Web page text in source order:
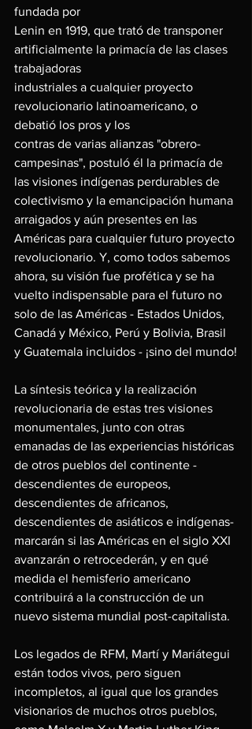
fundada por
Lenin en 1919, que trató de transponer
artificialmente la primacía de las clases
trabajadoras
industriales a cualquier proyecto
revolucionario latinoamericano, o
debatió los pros y los
contras de varias alianzas "obrero-
campesinas", postuló él la primacía de
las visiones indígenas perdurables de
colectivismo y la emancipación humana
arraigados y aún presentes en las
Américas para cualquier futuro proyecto
revolucionario. Y, como todos sabemos
ahora, su visión fue profética y se ha
vuelto indispensable para el futuro no
solo de las Américas - Estados Unidos,
Canadá y México, Perú y Bolivia, Brasil
y Guatemala incluidos - ¡sino del mundo!
La síntesis teórica y la realización
revolucionaria de estas tres visiones
monumentales, junto con otras
emanadas de las experiencias históricas
de otros pueblos del continente -
descendientes de europeos,
descendientes de africanos,
descendientes de asiáticos e indígenas-
marcarán si las Américas en el siglo XXI
avanzarán o retrocederán, y en qué
medida el hemisferio americano
contribuirá a la construcción de un
nuevo sistema mundial post-capitalista.
Los legados de RFM, Martí y Mariátegui
están todos vivos, pero siguen
incompletos, al igual que los grandes
visionarios de muchos otros pueblos,